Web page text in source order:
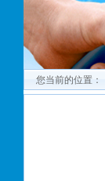
您当前的位置：